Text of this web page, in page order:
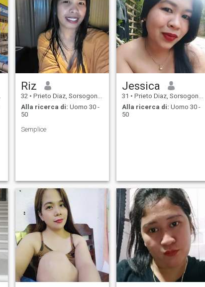
Riz
32 • Prieto Diaz, Sorsogon, Filippine
Alla ricerca di: Uomo 30 -
50
Semplice
Jessica
31 • Prieto Diaz, Sorsogon, Filippine
Alla ricerca di: Uomo 30 -
50